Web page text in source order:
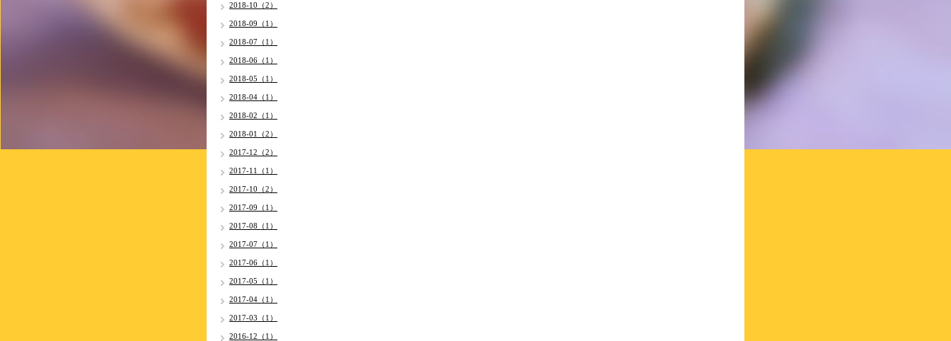
2018-10（2）
2018-09（1）
2018-07（1）
2018-06（1）
2018-05（1）
2018-04（1）
2018-02（1）
2018-01（2）
2017-12（2）
2017-11（1）
2017-10（2）
2017-09（1）
2017-08（1）
2017-07（1）
2017-06（1）
2017-05（1）
2017-04（1）
2017-03（1）
2016-12（1）